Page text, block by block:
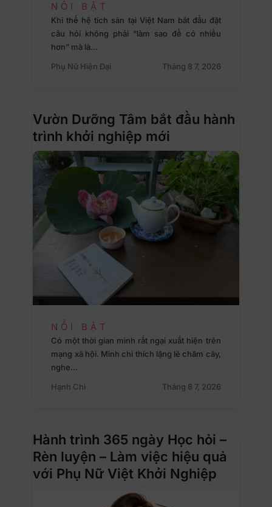
NỔI BẬT
Khi thế hệ tích sản tại Việt Nam bắt đầu đặt
câu hỏi không phải “làm sao để có nhiều
hơn” mà là…
Phụ Nữ Hiện Đại
Tháng 8 7, 2026
Vườn Dưỡng Tâm bắt đầu hành
trình khởi nghiệp mới
NỔI BẬT
Có một thời gian mình rất ngại xuất hiện trên
mạng xã hội. Mình chỉ thích lặng lẽ chăm cây,
nghe…
Hạnh Chi
Tháng 8 7, 2026
Hành trình 365 ngày Học hỏi –
Rèn luyện – Làm việc hiệu quả
với Phụ Nữ Việt Khởi Nghiệp